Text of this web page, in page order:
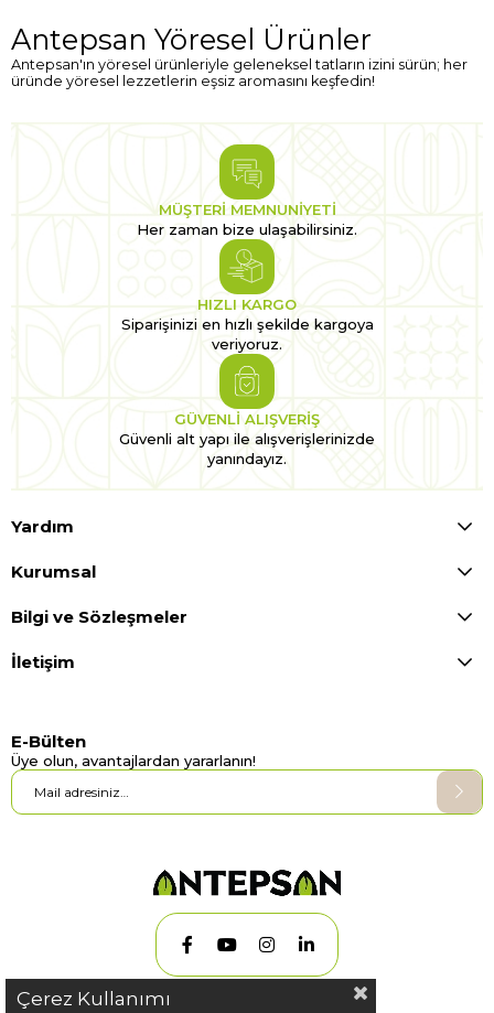
Antepsan Yöresel Ürünler
Antepsan'ın yöresel ürünleriyle geleneksel tatların izini sürün; her
üründe yöresel lezzetlerin eşsiz aromasını keşfedin!
MÜŞTERİ MEMNUNİYETİ
Her zaman bize ulaşabilirsiniz.
HIZLI KARGO
Siparişinizi en hızlı şekilde kargoya
veriyoruz.
GÜVENLİ ALIŞVERİŞ
Güvenli alt yapı ile alışverişlerinizde
yanındayız.
Yardım
Kurumsal
Bilgi ve Sözleşmeler
İletişim
E-Bülten
Üye olun, avantajlardan yararlanın!
Çerez Kullanımı